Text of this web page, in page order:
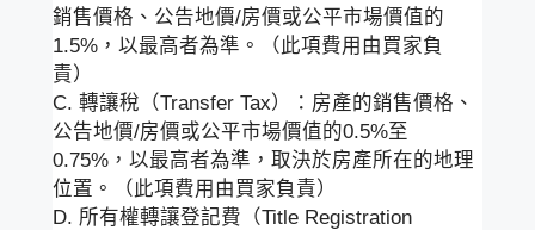
銷售價格、公告地價/房價或公平市場價值的
1.5%，以最高者為準。（此項費用由買家負
責）
C. 轉讓稅（Transfer Tax）：房產的銷售價格、
公告地價/房價或公平市場價值的0.5%至
0.75%，以最高者為準，取決於房產所在的地理
位置。（此項費用由買家負責）
D. 所有權轉讓登記費（Title Registration